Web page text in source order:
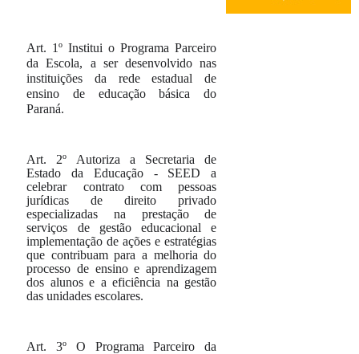
Art. 1º Institui o Programa Parceiro
da Escola, a ser desenvolvido nas
instituições da rede estadual de
ensino de educação básica do
Paraná.
Art. 2º Autoriza a Secretaria de
Estado da Educação - SEED a
celebrar contrato com pessoas
jurídicas de direito privado
especializadas na prestação de
serviços de gestão educacional e
implementação de ações e estratégias
que contribuam para a melhoria do
processo de ensino e aprendizagem
dos alunos e a eficiência na gestão
das unidades escolares.
Art. 3º O Programa Parceiro da